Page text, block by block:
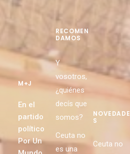
M+J
En el
partido
político
Por Un
RECOMEN
DAMOS
Y
vosotros,
¿quiénes
decís que
somos?
Ceuta no
es una
NOVEDADE
S
Ceuta no